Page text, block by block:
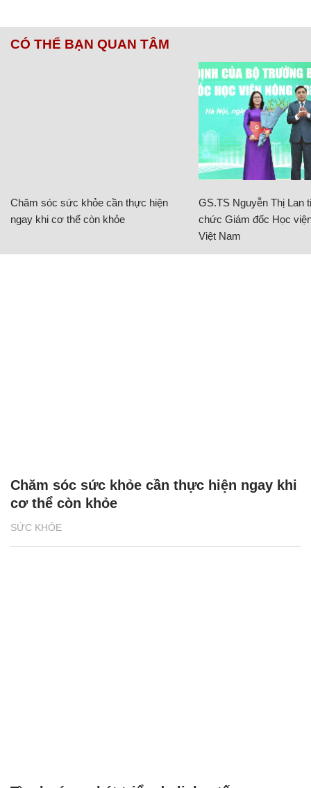
CÓ THỂ BẠN QUAN TÂM
Chăm sóc sức khỏe cần thực hiện
ngay khi cơ thể còn khỏe
GS.TS Nguyễn Thị Lan
chức Giám đốc Học
Việt Nam
SỨC KHỎE
Chăm sóc sức khỏe cần thực hiện ngay khi
cơ thể còn khỏe